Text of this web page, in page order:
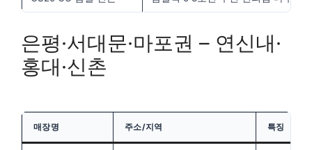
은평·서대문·마포권 – 연신내·
홍대·신촌
매장명 주소/지역 특징